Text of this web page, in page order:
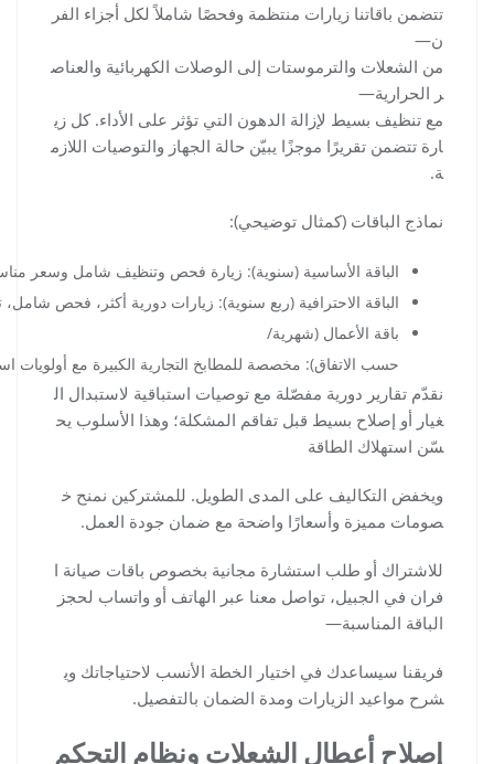
تتضمن باقاتنا زيارات منتظمة وفحصًا شاملاً لكل أجزاء الفر
ن—
من الشعلات والترموستات إلى الوصلات الكهربائية والعناص
ر الحرارية—
مع تنظيف بسيط لإزالة الدهون التي تؤثر على الأداء. كل زي
ارة تتضمن تقريرًا موجزًا يبيّن حالة الجهاز والتوصيات اللازم
ة.
نماذج الباقات (كمثال توضيحي):
الباقة الأساسية (سنوية): زيارة فحص وتنظيف شامل وسعر
الباقة الاحترافية (ربع سنوية): زيارات دورية أكثر، فحص
باقة الأعمال (شهرية/
حسب الاتفاق): مخصصة للمطابخ التجارية الكبيرة مع أولويات
نقدّم تقارير دورية مفصّلة مع توصيات استباقية لاستبدال ال
غيار أو إصلاح بسيط قبل تفاقم المشكلة؛ وهذا الأسلوب يح
سّن استهلاك الطاقة
ويخفض التكاليف على المدى الطويل. للمشتركين نمنح خ
صومات مميزة وأسعارًا واضحة مع ضمان جودة العمل.
للاشتراك أو طلب استشارة مجانية بخصوص باقات صيانة ا
فران في الجبيل، تواصل معنا عبر الهاتف أو واتساب لحجز
الباقة المناسبة—
فريقنا سيساعدك في اختيار الخطة الأنسب لاحتياجاتك وي
شرح مواعيد الزيارات ومدة الضمان بالتفصيل.
إصلاح أعطال الشعلات ونظام التحكم